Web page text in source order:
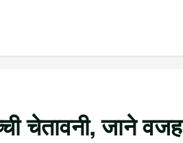
चेतावनी, जाने वजह